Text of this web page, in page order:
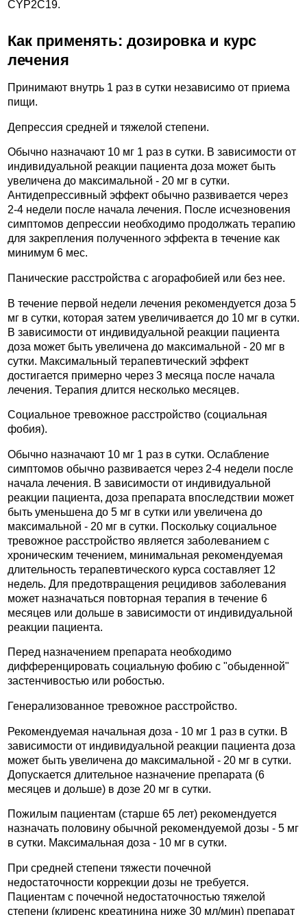
CYP2C19.
Как применять: дозировка и курс
лечения
Принимают внутрь 1 раз в сутки независимо от приема
пищи.
Депрессия средней и тяжелой степени.
Обычно назначают 10 мг 1 раз в сутки. В зависимости от
индивидуальной реакции пациента доза может быть
увеличена до максимальной - 20 мг в сутки.
Антидепрессивный эффект обычно развивается через
2-4 недели после начала лечения. После исчезновения
симптомов депрессии необходимо продолжать терапию
для закрепления полученного эффекта в течение как
минимум 6 мес.
Панические расстройства с агорафобией или без нее.
В течение первой недели лечения рекомендуется доза 5
мг в сутки, которая затем увеличивается до 10 мг в сутки.
В зависимости от индивидуальной реакции пациента
доза может быть увеличена до максимальной - 20 мг в
сутки. Максимальный терапевтический эффект
достигается примерно через 3 месяца после начала
лечения. Терапия длится несколько месяцев.
Социальное тревожное расстройство (социальная
фобия).
Обычно назначают 10 мг 1 раз в сутки. Ослабление
симптомов обычно развивается через 2-4 недели после
начала лечения. В зависимости от индивидуальной
реакции пациента, доза препарата впоследствии может
быть уменьшена до 5 мг в сутки или увеличена до
максимальной - 20 мг в сутки. Поскольку социальное
тревожное расстройство является заболеванием с
хроническим течением, минимальная рекомендуемая
длительность терапевтического курса составляет 12
недель. Для предотвращения рецидивов заболевания
может назначаться повторная терапия в течение 6
месяцев или дольше в зависимости от индивидуальной
реакции пациента.
Перед назначением препарата необходимо
дифференцировать социальную фобию с "обыденной"
застенчивостью или робостью.
Генерализованное тревожное расстройство.
Рекомендуемая начальная доза - 10 мг 1 раз в сутки. В
зависимости от индивидуальной реакции пациента доза
может быть увеличена до максимальной - 20 мг в сутки.
Допускается длительное назначение препарата (6
месяцев и дольше) в дозе 20 мг в сутки.
Пожилым пациентам (старше 65 лет) рекомендуется
назначать половину обычной рекомендуемой дозы - 5 мг
в сутки. Максимальная доза - 10 мг в сутки.
При средней степени тяжести почечной
недостаточности коррекции дозы не требуется.
Пациентам с почечной недостаточностью тяжелой
степени (клиренс креатинина ниже 30 мл/мин) препарат